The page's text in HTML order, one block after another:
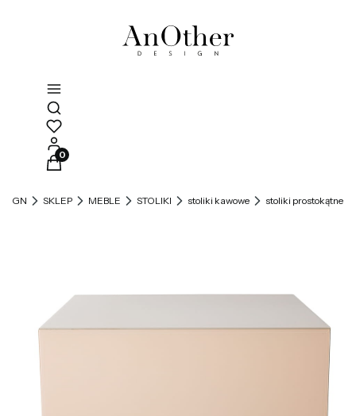
Otwórz wyszukiwarkę
Produkty w koszyku: 0. Zobacz szczegóły
SKLEP MEBLE STOLIKI stoliki kawowe stoliki prostokątne